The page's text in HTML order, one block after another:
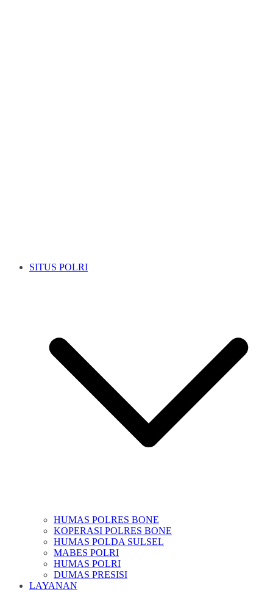
SITUS POLRI
HUMAS POLRES BONE
KOPERASI POLRES BONE
HUMAS POLDA SULSEL
MABES POLRI
HUMAS POLRI
DUMAS PRESISI
LAYANAN